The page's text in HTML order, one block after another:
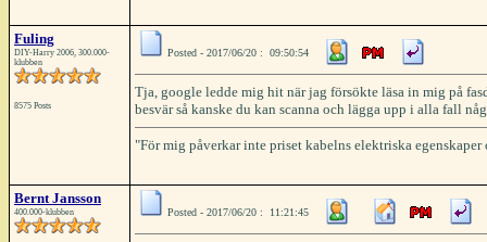
Fuling
DIY-Harry 2006, 300.000-
klubben
8575 Posts
Posted - 2017/06/20 : 09:50:54
Tja, google ledde mig hit när jag försökte läsa in mig på
besvär så kanske du kan scanna och lägga upp i alla fall
"För mig påverkar inte priset kabelns elektriska
Bernt Jansson
400.000-klubben Posted - 2017/06/20 : 11:21:45